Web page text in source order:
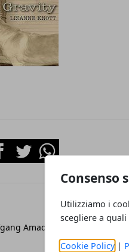
Consenso
Utilizziamo i
scegliere a
Cookie Policy|
TwitterWhatsapp
Amadé Mozart Hybrid